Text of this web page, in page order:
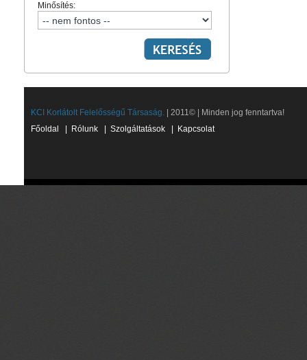
Minősítés:
KCI Korlátolt Felelősségű Társaság. | 2011© | Minden jog fenntartva!
Főoldal
Rólunk Szolgáltatások Kapcsolat